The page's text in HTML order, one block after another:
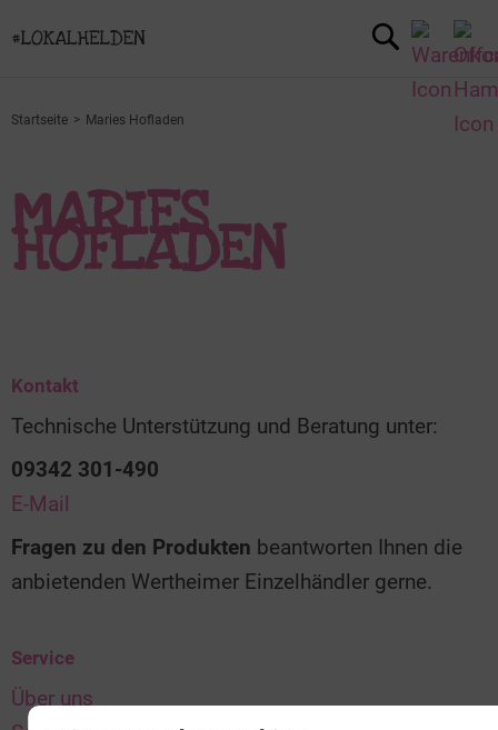
Startseite Maries Hofladen
MARIES
HOFLADEN
Kontakt
Technische Unterstützung und Beratung unter:
09342 301-490
E-Mail
Fragen zu den Produkten beantworten Ihnen die
anbietenden Wertheimer Einzelhändler gerne.
Service
Über uns